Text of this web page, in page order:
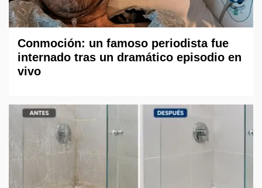
Conmoción: un famoso periodista fue
internado tras un dramático episodio en
vivo